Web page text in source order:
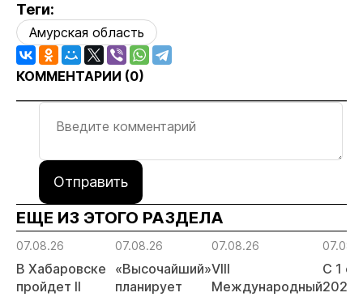
Теги:
Амурская область
КОММЕНТАРИИ (0)
Отправить
ЕЩЕ ИЗ ЭТОГО РАЗДЕЛА
07.08.26
В Хабаровске
пройдет II
07.08.26
«Высочайший»
планирует
07.08.26
VIII
Международный
С 1
2026